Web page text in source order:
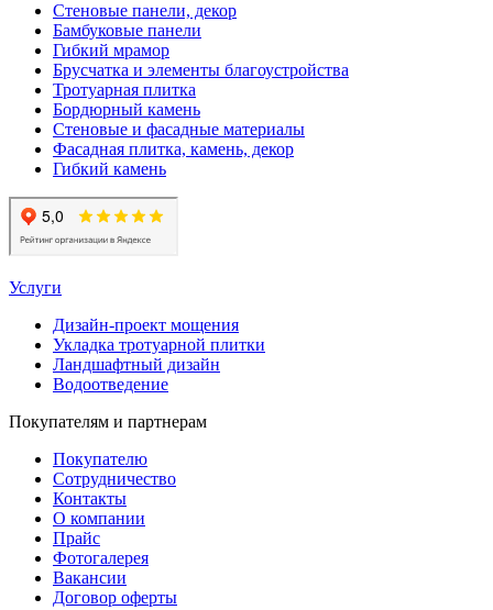
Стеновые панели, декор
Бамбуковые панели
Гибкий мрамор
Брусчатка и элементы благоустройства
Тротуарная плитка
Бордюрный камень
Стеновые и фасадные материалы
Фасадная плитка, камень, декор
Гибкий камень
Услуги
Дизайн-проект мощения
Укладка тротуарной плитки
Ландшафтный дизайн
Водоотведение
Покупателям и партнерам
Покупателю
Сотрудничество
Контакты
О компании
Прайс
Фотогалерея
Вакансии
Договор оферты